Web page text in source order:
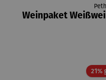
Weinpaket
21%